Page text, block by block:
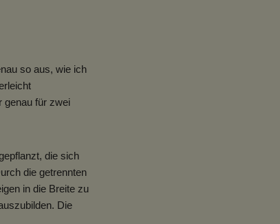
so aus, wie ich
genau für zwei
die sich
die getrennten
in die Breite zu
Die